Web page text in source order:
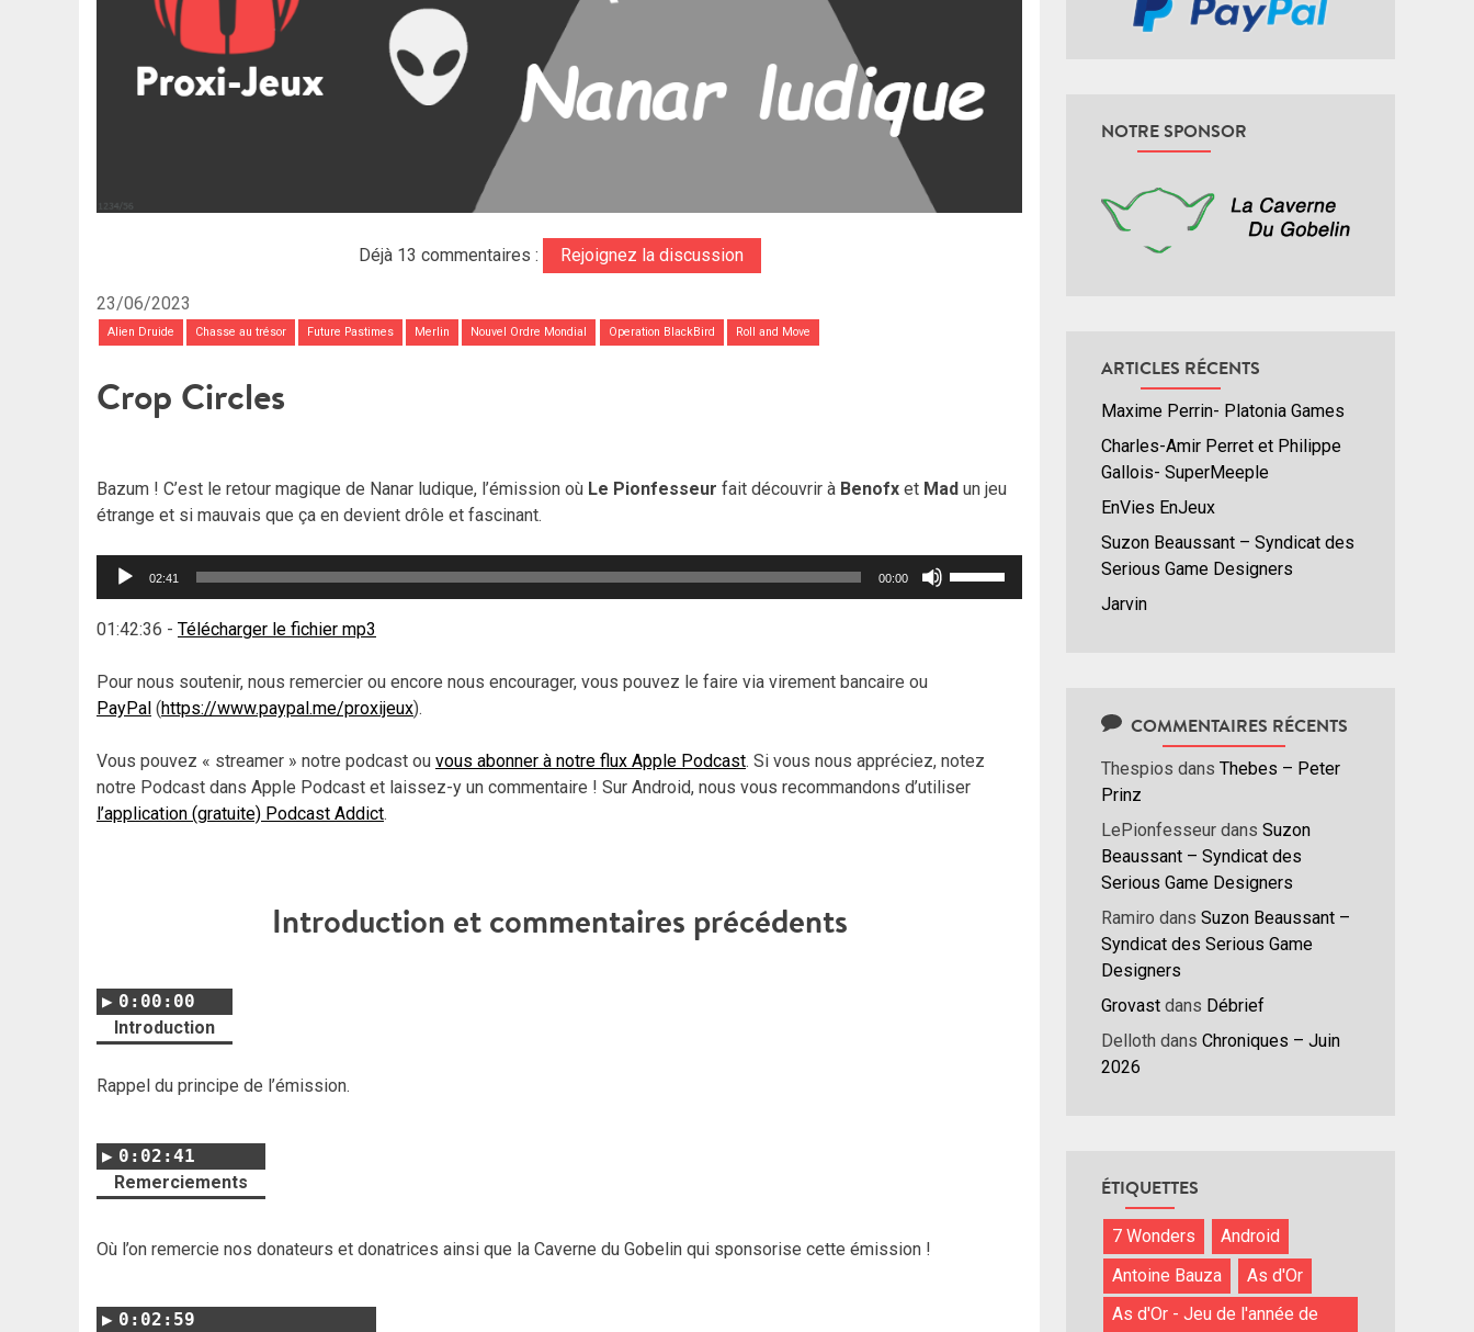
Déjà 13 commentaires : Rejoignez la discussion
23/06/2023
Alien Druide Chasse au trésor Future Pastimes Merlin Nouvel Ordre Mondial Operation BlackBird Roll and Move
Crop Circles
Bazum ! C’est le retour magique de Nanar ludique, l’émission où Le Pionfesseur fait découvrir à Benofx et Mad un jeu
étrange et si mauvais que ça en devient drôle et fascinant.
Lecteur
02:41 00:00
diminuer
01:42:36 - Télécharger le fichier mp3
Pour nous soutenir, nous remercier ou encore nous encourager, vous pouvez le faire via virement bancaire ou
PayPal (https://www.paypal.me/proxijeux).
Vous pouvez « streamer » notre podcast ou vous abonner à notre flux Apple Podcast. Si vous nous appréciez, notez
notre Podcast dans Apple Podcast et laissez-y un commentaire ! Sur Android, nous vous recommandons d’utiliser
l’application (gratuite) Podcast Addict.
Introduction et commentaires précédents
0:00:00
Introduction
Rappel du principe de l’émission.
0:02:41
Remerciements
Où l’on remercie nos donateurs et donatrices ainsi que la Caverne du Gobelin qui sponsorise cette émission !
0:02:59
NOTRE SPONSOR
ARTICLES RÉCENTS
Maxime Perrin- Platonia Games
Charles-Amir Perret et Philippe
Gallois- SuperMeeple
EnVies EnJeux
Suzon Beaussant – Syndicat des
Serious Game Designers
Jarvin
COMMENTAIRES RÉCENTS
Thespios dans Thebes – Peter
Prinz
LePionfesseur dans Suzon
Beaussant – Syndicat des
Serious Game Designers
Ramiro dans Suzon Beaussant –
Syndicat des Serious Game
Designers
Grovast dans Débrief
Delloth dans Chroniques – Juin
2026
ÉTIQUETTES
7 Wonders
Android
Antoine Bauza
As d'Or
As d'Or - Jeu de l'année de